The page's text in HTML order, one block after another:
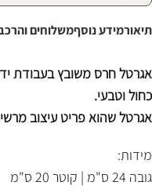
תיאורמידע נוסףמשלוחים
אגרטל חרס משובץ בעבודת
כחול וטבעי.
אגרטל שהוא פריט עיצוב
מידות:
גובה 24 ס"מ | קוטר 20 ס"מ